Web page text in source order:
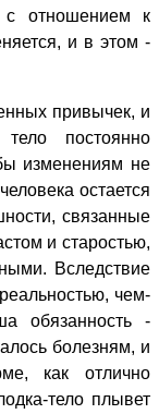
с отношением к
и в этом -
привычек, и
постоянно
изменениям не
остается
связанные
и старостью,
Вследствие
чем-
обязанность -
болезням, и
как отлично
тело плывет